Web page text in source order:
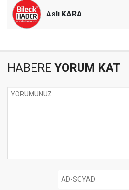
Aslı KARA
HABERE YORUM KAT